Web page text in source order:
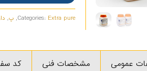
Categories: Extra pure
, پ,
عمومی مشخصات فنی کد